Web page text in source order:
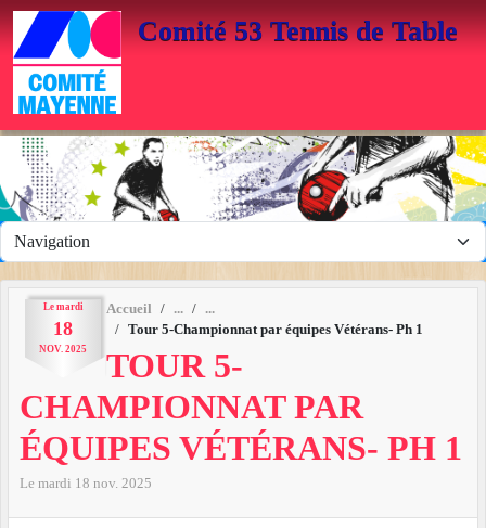
Comité 53 Tennis de Table
Le mardi
18
NOV. 2025
Accueil
Tour 5-Championnat par équipes Vétérans- Ph 1
TOUR 5-
CHAMPIONNAT PAR
ÉQUIPES VÉTÉRANS- PH 1
Le mardi 18 nov. 2025
Panneau de gestion des cookies